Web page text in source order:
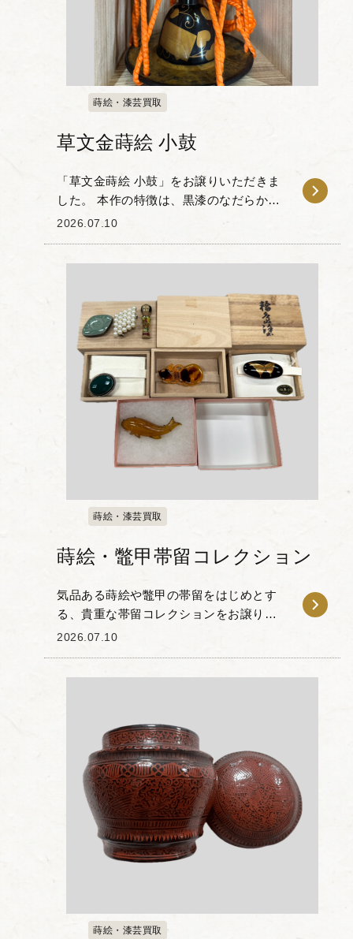
蒔絵・漆芸買取
草文金蒔絵 小鼓
「草文金蒔絵 小鼓」をお譲りいただきま
した。 本作の特徴は、黒漆のなだらかな
地肌に施された、品のある金蒔絵の意匠
2026.07.10
蒔絵・漆芸買取
蒔絵・鼈甲帯留コレクション
気品ある蒔絵や鼈甲の帯留をはじめとす
る、貴重な帯留コレクションをお譲りい
ただきました。 なかでも目を引くのは、
2026.07.10
蒔絵・漆芸買取